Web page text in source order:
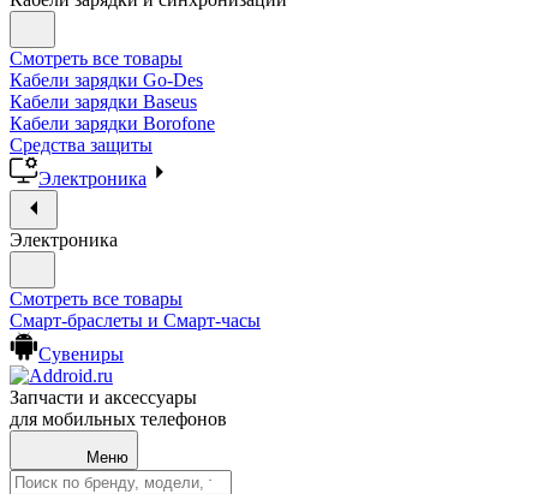
Смотреть все товары
Кабели зарядки Go-Des
Кабели зарядки Baseus
Кабели зарядки Borofone
Средства защиты
Электроника
Электроника
Смотреть все товары
Смарт-браслеты и Смарт-часы
Сувениры
Запчасти и аксессуары
для мобильных телефонов
Меню